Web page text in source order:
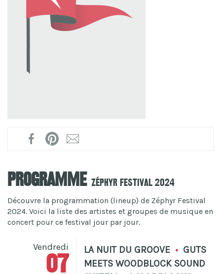
Programme Zéphyr Festival 2024
Découvre la programmation (lineup) de Zéphyr Festival
2024. Voici la liste des artistes et groupes de musique en
concert pour ce festival jour par jour.
Vendredi
07
LA NUIT DU GROOVE • GUTS
MEETS WOODBLOCK SOUND